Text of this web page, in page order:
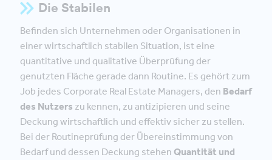
Die Stabilen
Befinden sich Unternehmen oder Organisationen in
einer wirtschaftlich stabilen Situation, ist eine
quantitative und qualitative Überprüfung der
genutzten Fläche gerade dann Routine. Es gehört zum
Job jedes Corporate Real Estate Managers, den Bedarf
des Nutzers zu kennen, zu antizipieren und seine
Deckung wirtschaftlich und effektiv sicher zu stellen.
Bei der Routineprüfung der Übereinstimmung von
Bedarf und dessen Deckung stehen Quantität und